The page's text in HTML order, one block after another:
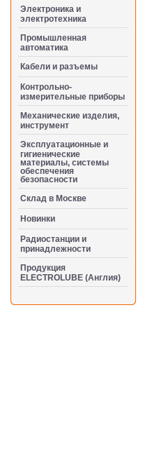
Электроника и
электротехника
Промышленная
автоматика
Кабели и разъемы
Контрольно-
измерительные приборы
Механические изделия,
инструмент
Эксплуатационные и
гигиенические
материалы, системы
обеспечения
безопасности
Cклад в Москве
Новинки
Радиостанции и
принадлежности
Продукция
ELECTROLUBE (Англия)